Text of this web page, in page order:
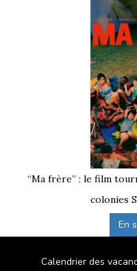
“Ma frère” : le film
colonies
En
Calendrier des